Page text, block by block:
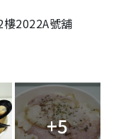
2022A號舖
+5